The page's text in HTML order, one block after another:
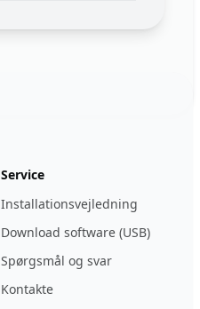
Service
Installationsvejledning
Download software (USB)
Spørgsmål og svar
Kontakte